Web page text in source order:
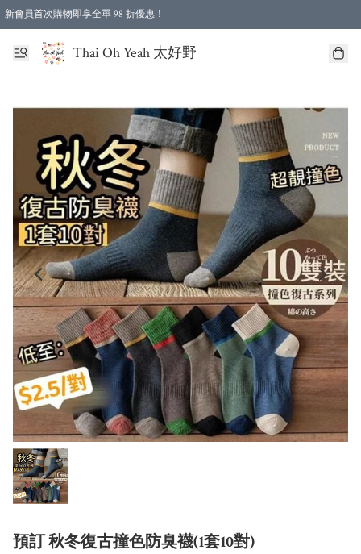
新會員首次購物即享全單 98 折優惠！
特選會員可享全單低至 96 折優惠！
Thai Oh Yeah 太好野
預訂 秋冬復古撞色防臭襪(1套10對)